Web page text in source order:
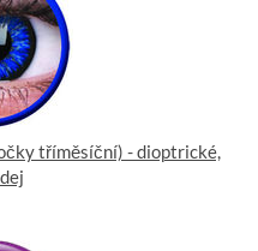
tříměsíční) - dioptrické,